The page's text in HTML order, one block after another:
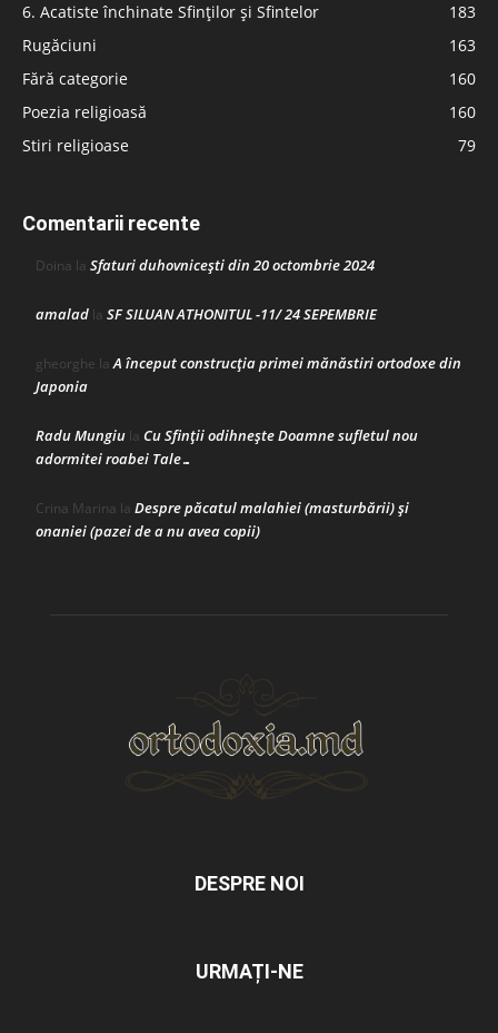
6. Acatiste închinate Sfinților și Sfintelor
183
Rugăciuni
163
Fără categorie
160
Poezia religioasă
160
Stiri religioase
79
Comentarii recente
Doina la Sfaturi duhovnicești din 20 octombrie 2024
amalad la SF SILUAN ATHONITUL -11/ 24 SEPEMBRIE
gheorghe laA început construcţia primei mănăstiri ortodoxe din
Japonia
Radu Mungiu la Cu Sfinții odihnește Doamne sufletul nou
adormitei roabei Tale…
Crina Marina la Despre păcatul malahiei (masturbării) şi
onaniei (pazei de a nu avea copii)
DESPRE NOI
URMAȚI-NE